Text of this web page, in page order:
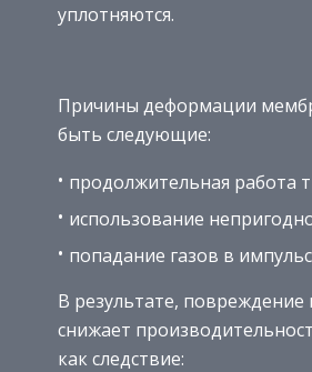
уплотняются.
Причины деформации
быть следующие:
продолжительная работа
использование
попадание газов в
В результате,
снижает
как следствие: